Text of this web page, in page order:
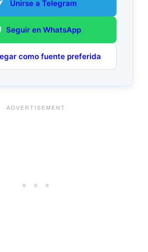
Unirse a Telegram
Seguir en WhatsApp
como fuente preferida